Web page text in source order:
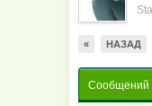
« НАЗАД
Сообщений